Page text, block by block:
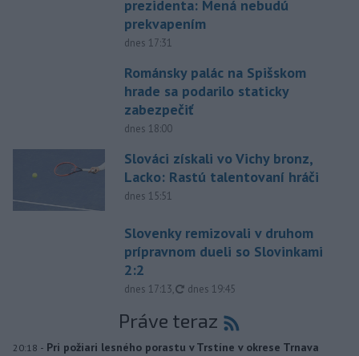
prezidenta: Mená nebudú
prekvapením
dnes 17:31
Románsky palác na Spišskom
hrade sa podarilo staticky
zabezpečiť
dnes 18:00
Slováci získali vo Vichy bronz,
Lacko: Rastú talentovaní hráči
dnes 15:51
Slovenky remizovali v druhom
prípravnom dueli so Slovinkami
2:2
dnes 17:13, aktualizované
dnes 19:45
Práve teraz
20:18 - Pri požiari lesného porastu v Trstíne v okrese Trnava